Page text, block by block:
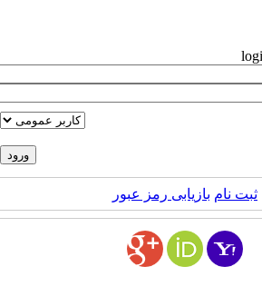
ثبت نام بازیابی رمز عبور